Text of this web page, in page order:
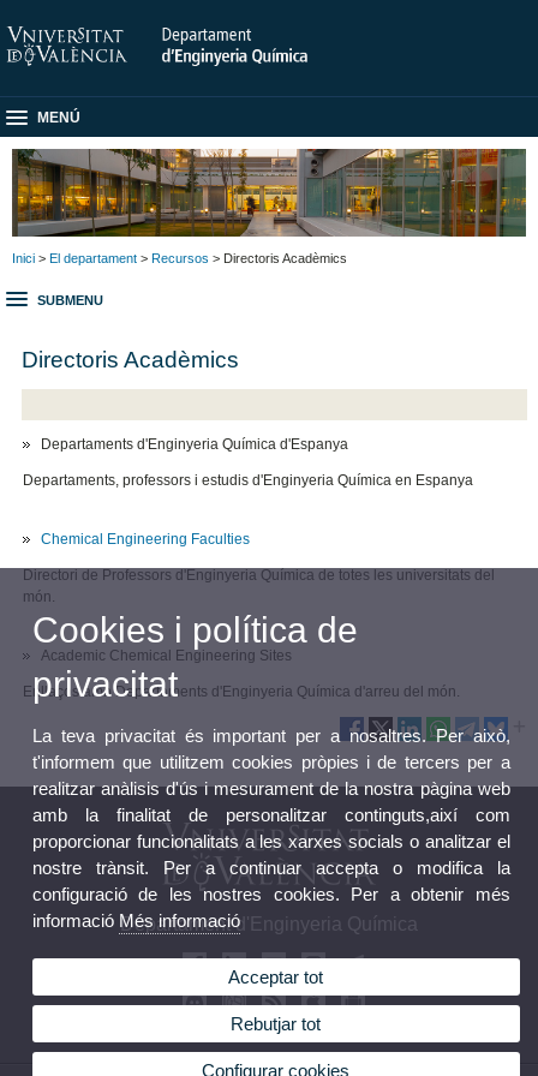
MENÚ
Inici > El departament > Recursos > Directoris Acadèmics
SUBMENU
Directoris Acadèmics
Departaments d'Enginyeria Química d'Espanya
Departaments, professors i estudis d'Enginyeria Química en Espanya
Chemical Engineering Faculties
Directori de Professors d'Enginyeria Química de totes les universitats del
món.
Academic Chemical Engineering Sites
Enllaços amb Departaments d'Enginyeria Química d'arreu del món.
Departament d'Enginyeria Química
Cookies i política de
privacitat
La teva privacitat és important per a nosaltres. Per això,
t'informem que utilitzem cookies pròpies i de tercers per a
realitzar anàlisis d'ús i mesurament de la nostra pàgina web
amb la finalitat de personalitzar continguts,així com
proporcionar funcionalitats a les xarxes socials o analitzar el
nostre trànsit. Per a continuar accepta o modifica la
configuració de les nostres cookies. Per a obtenir més
informació Més informació
Acceptar tot
Rebutjar tot
Configurar cookies